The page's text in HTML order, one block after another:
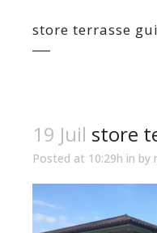
store terrasse
19 Juil store
Posted at 10:29h in by